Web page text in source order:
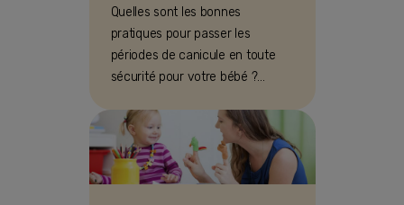
Quelles sont les bonnes
pratiques pour passer les
périodes de canicule en toute
sécurité pour votre bébé ?
conseils !